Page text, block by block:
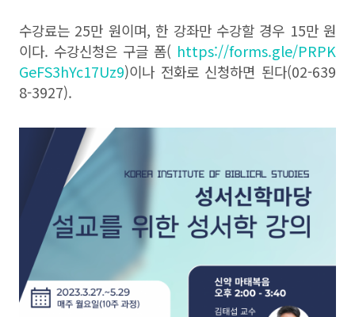
수강료는 25만 원이며, 한 강좌만 수강할 경우 15만 원
이다. 수강신청은 구글 폼( https://forms.gle/PRPK
GeFS3hYc17Uz9)이나 전화로 신청하면 된다(02-639
8-3927).